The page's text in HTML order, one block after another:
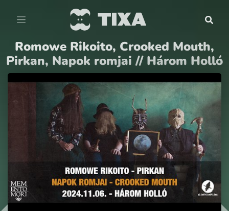
Romowe Rikoito, Crooked Mouth,
Pirkan, Napok romjai // Három Holló